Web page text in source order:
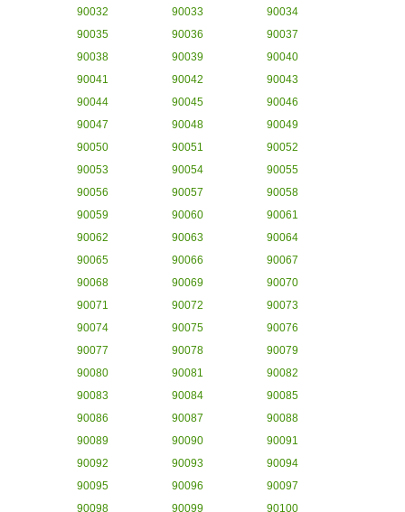
90032
90033
90034
90035
90036
90037
90038
90039
90040
90041
90042
90043
90044
90045
90046
90047
90048
90049
90050
90051
90052
90053
90054
90055
90056
90057
90058
90059
90060
90061
90062
90063
90064
90065
90066
90067
90068
90069
90070
90071
90072
90073
90074
90075
90076
90077
90078
90079
90080
90081
90082
90083
90084
90085
90086
90087
90088
90089
90090
90091
90092
90093
90094
90095
90096
90097
90098
90099 90100